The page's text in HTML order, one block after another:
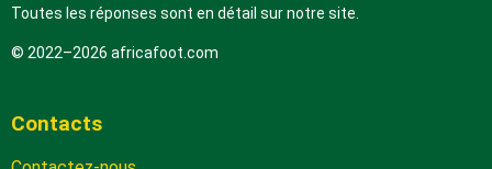
Toutes les réponses sont en détail sur notre site.
© 2022–2026 africafoot.com
Contacts